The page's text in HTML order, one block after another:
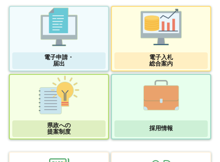
電子申請・
届出
電子入札
総合案内
県政への
提案制度
採用情報